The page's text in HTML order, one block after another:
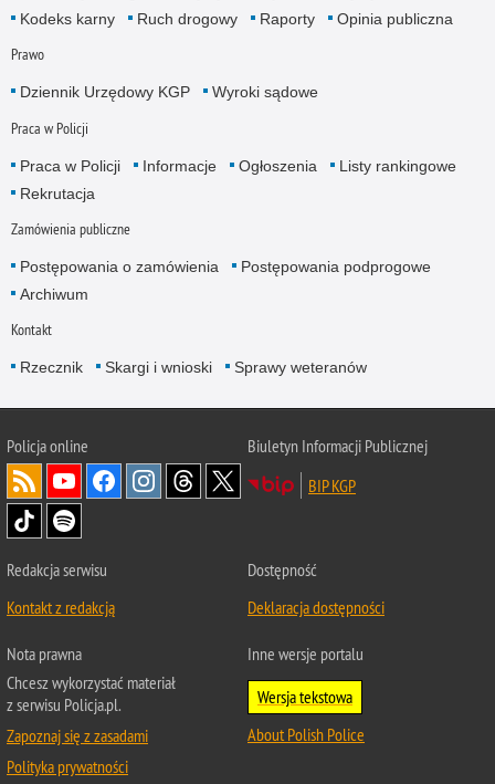
Kodeks karny
Ruch drogowy Raporty Opinia publiczna
Prawo
Dziennik Urzędowy KGP Wyroki sądowe
Praca w Policji
Praca w Policji Informacje Ogłoszenia
Listy rankingowe
Rekrutacja
Zamówienia publiczne
Postępowania o zamówienia
Postępowania podprogowe
Archiwum
Kontakt
Rzecznik Skargi i wnioski Sprawy weteranów
Policjaonline
Biuletyn Informacji Publicznej
BIP KGP
Redakcja serwisu
Kontakt z redakcją
Dostępność
Deklaracja dostępności
Nota prawna
Chcesz wykorzystać materiał
z serwisu Policja.pl.
Zapoznaj się z zasadami
Polityka prywatności
Inne wersje portalu
Wersja tekstowa
About Polish Police